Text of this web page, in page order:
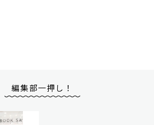
編集部一押し！